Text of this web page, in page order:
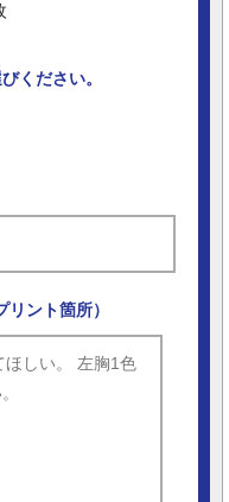
ください。
ント箇所）